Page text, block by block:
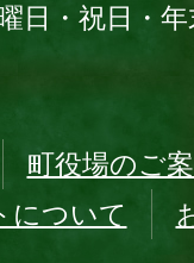
日・祝日・
町役場のご
について